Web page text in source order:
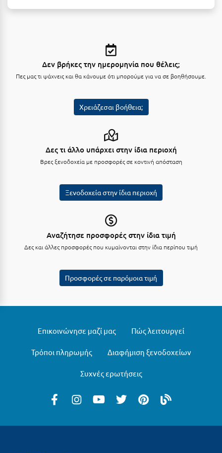
Σιθωνία
Σπέτσες
Σύμη
Τολό
Δεν βρήκες την ημερομηνία που θέλεις;
Πες μας τι ψάχνεις και θα κάνουμε ότι μπορούμε για να σε βοηθήσουμε.
Χρειάζεσαι βοήθεια;
Δες τι άλλο υπάρχει στην ίδια περιοχή
Βρες ξενοδοχεία με προσφορές σε κοντινή απόσταση
Ξενοδοχεία στην ίδια περιοχή
Αναζήτησε προσφορές στην ίδια τιμή
Δες και άλλες προσφορές που κυμαίνονται στην ίδια περίπου τιμή
Προσφορές σε παρόμοια τιμή
Επικοινώνησε μαζί μας Πώς λειτουργεί
Τρόποι πληρωμής Διαφήμιση ξενοδοχείων
Συχνές ερωτήσεις